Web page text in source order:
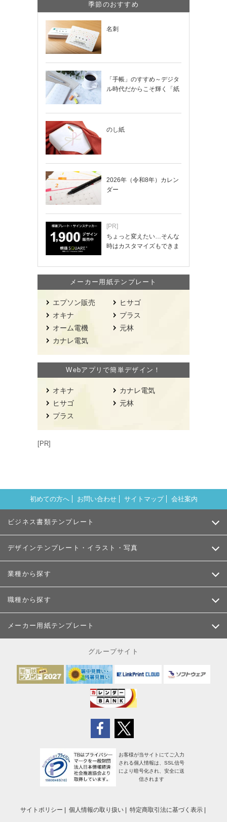
季節のおすすめ
名刺
「手帳」のすすめ～デジタ
ル時代だからこそ輝く「紙
のし紙
2026年（令和8年）カレン
ダー
[PR]
ちょっと変えたい…そんな
時はカスタマイズもできま
メーカー用紙テンプレート
エプソン販売
オキナ
オーム電機
カナレ電気
ヒサゴ
プラス
元林
Webアプリで簡単デザイン！
オキナ
ヒサゴ
プラス
カナレ電気
元林
[PR]
初めての方へ お問い合わせ サイトマップ 会社案内
ビジネス書類テンプレート
デザインテンプレート・イラスト・写真
業種から探す
職種から探す
メーカー用紙テンプレート
グループサイト
お客様が当サイトにてご入力
される個人情報は、SSL信号
により暗号化され、安全に送
信されます
サイトポリシー 個人情報の取り扱い 特定商取引法に基づく表示